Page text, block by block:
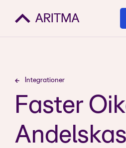
Integrationer
Faster